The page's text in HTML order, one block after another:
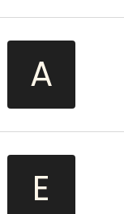
A
E